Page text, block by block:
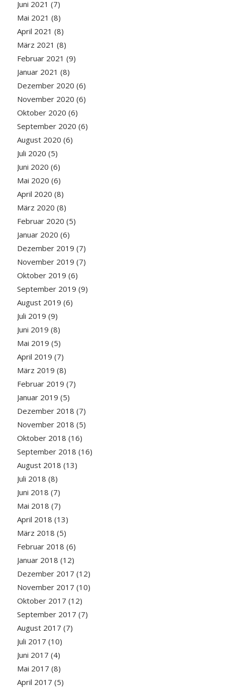
Juni 2021 (7)
Mai 2021 (8)
April 2021 (8)
März 2021 (8)
Februar 2021 (9)
Januar 2021 (8)
Dezember 2020 (6)
November 2020 (6)
Oktober 2020 (6)
September 2020 (6)
August 2020 (6)
Juli 2020 (5)
Juni 2020 (6)
Mai 2020 (6)
April 2020 (8)
März 2020 (8)
Februar 2020 (5)
Januar 2020 (6)
Dezember 2019 (7)
November 2019 (7)
Oktober 2019 (6)
September 2019 (9)
August 2019 (6)
Juli 2019 (9)
Juni 2019 (8)
Mai 2019 (5)
April 2019 (7)
März 2019 (8)
Februar 2019 (7)
Januar 2019 (5)
Dezember 2018 (7)
November 2018 (5)
Oktober 2018 (16)
September 2018 (16)
August 2018 (13)
Juli 2018 (8)
Juni 2018 (7)
Mai 2018 (7)
April 2018 (13)
März 2018 (5)
Februar 2018 (6)
Januar 2018 (12)
Dezember 2017 (12)
November 2017 (10)
Oktober 2017 (12)
September 2017 (7)
August 2017 (7)
Juli 2017 (10)
Juni 2017 (4)
Mai 2017 (8)
April 2017 (5)